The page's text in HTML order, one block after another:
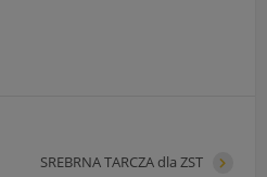
SREBRNA TARCZA dla ZST